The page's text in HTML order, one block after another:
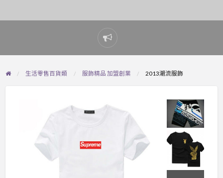
Report
problem
生活零售百貨類 服飾精品 加盟創業 2013潮流服飾